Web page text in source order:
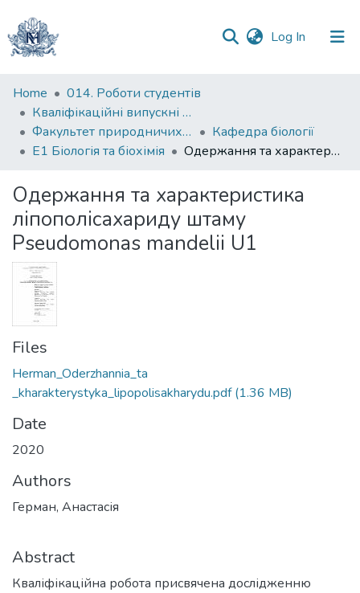
Log In (current)
Communities
&
Collections
Statistics
Home
014. Роботи студентів
Кваліфікаційні випускні роботи здобувачів вищої освіти бакалаврських програм
Факультет природничих наук
Кафедра біології
Е1 Біологія та біохімія
Одержання та характеристика ліпополісахариду штаму Pseudomonas mandelii U1
Одержання та характеристика
ліпополісахариду штаму
Pseudomonas mandelii U1
Files
Herman_Oderzhannia_ta
_kharakterystyka_lipopolisakharydu.pdf(1.36 MB)
Date
2020
Authors
Герман, Анастасія
Abstract
Кваліфікаційна робота присвячена дослідженню